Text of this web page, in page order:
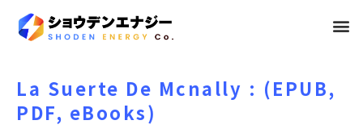
メ
La Suerte De Mcnally : (EPUB,
PDF, eBooks)